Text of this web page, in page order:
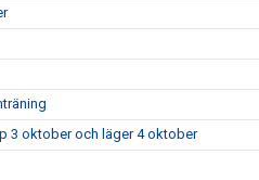
3 oktober och läger 4 oktober